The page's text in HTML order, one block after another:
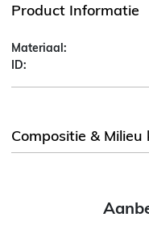
Product Informatie
Materiaal:
ID:
Compositie &